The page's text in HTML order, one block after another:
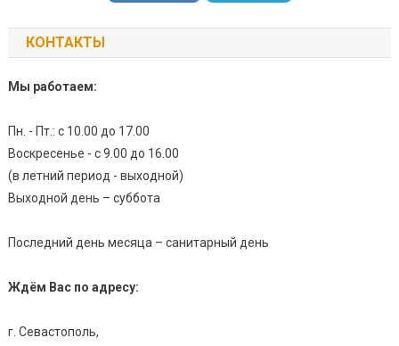
КОНТАКТЫ
Мы работаем:
Пн. - Пт.: с 10.00 до 17.00
Воскресенье - с 9.00 до 16.00
(в летний период - выходной)
Выходной день – суббота
Последний день месяца – санитарный день
Ждём Вас по адресу:
г. Севастополь,